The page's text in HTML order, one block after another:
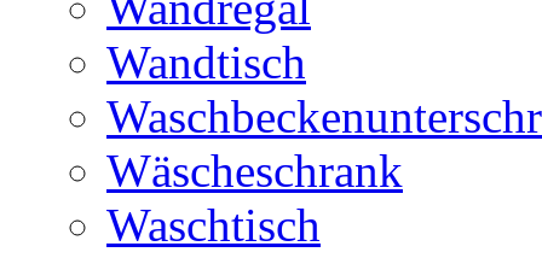
Wandtisch
Wäscheschrank
Waschtisch